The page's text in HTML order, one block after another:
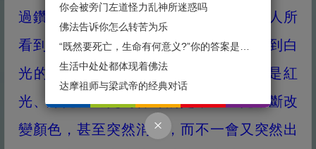
過鑽石在強光下閃爍的光芒，並且每個人所
看到的也不一樣。有看到五彩的，有看到白
光的，有看到藍光的，有的則看到的是紅
光、綠光。而更為神奇的是，這些光不斷改
變顏色，甚至突然消失，而不一會又突然出
你会被旁门左道怪力乱神所迷惑吗
佛法告诉你怎么转苦为乐
生活中处处都体现着佛法
达摩祖师与梁武帝的经典对话